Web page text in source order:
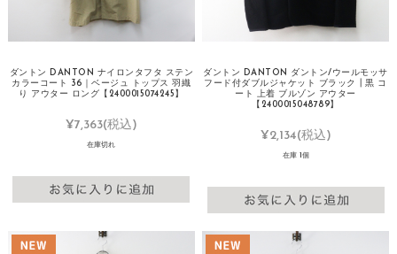
ダントン DANTON ナイロンタフタ ステン
カラーコート 36｜ベージュ トップス 羽織
り アウター ロング【2400015074245】
¥7,363(税込)
在庫切れ
ダントン DANTON ダントン/ウールモッサ
フード付ダブルジャケット ブラック┃黒 コ
ート 上着 ブルゾン アウター
【2400015048789】
¥2,134(税込)
在庫 1個